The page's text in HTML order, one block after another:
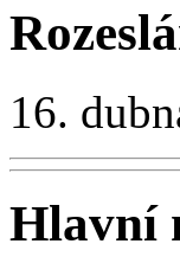
16.
Hlavní